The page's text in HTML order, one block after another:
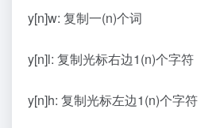
y[n]w: 复制一(n)个词
y[n]l: 复制光标右边1(n)个字符
y[n]h: 复制光标左边1(n)个字符